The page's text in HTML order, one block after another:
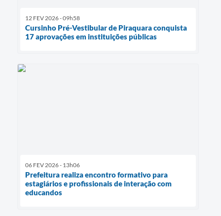
12 FEV 2026 - 09h58
Cursinho Pré-Vestibular de Piraquara conquista
17 aprovações em instituições públicas
06 FEV 2026 - 13h06
Prefeitura realiza encontro formativo para
estagiários e profissionais de interação com
educandos